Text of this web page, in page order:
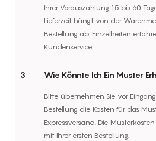
Ihrer Vorauszahlung 15 bis 60
Lieferzeit hängt von der
Bestellung ab. Einzelheiten
Kundenservice.
3 Wie Könnte Ich Ein Muster
Bitte übernehmen Sie vor
Bestellung die Kosten für das
Expressversand. Die
mit Ihrer ersten Bestellung.